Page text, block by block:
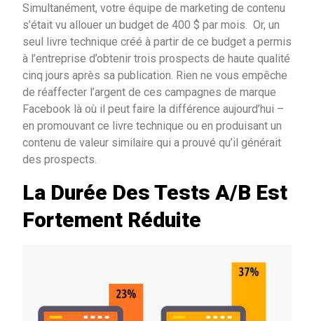
Simultanément, votre équipe de marketing de contenu
s’était vu allouer un budget de 400 $ par mois. Or, un
seul livre technique créé à partir de ce budget a permis
à l’entreprise d’obtenir trois prospects de haute qualité
cinq jours après sa publication. Rien ne vous empêche
de réaffecter l’argent de ces campagnes de marque
Facebook là où il peut faire la différence aujourd’hui –
en promouvant ce livre technique ou en produisant un
contenu de valeur similaire qui a prouvé qu’il générait
des prospects.
La Durée Des Tests A/B Est
Fortement Réduite